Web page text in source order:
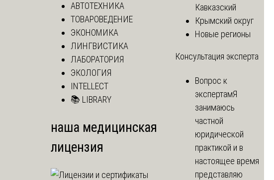
АВТОТЕХНИКА
ТОВАРОВЕДЕНИЕ
ЭКОНОМИКА
ЛИНГВИСТИКА
ЛАБОРАТОРИЯ
ЭКОЛОГИЯ
INTELLECT
📚 LIBRARY
наша медицинская
лицензия
Кавказский
Крымский округ
Новые регионы
Консультация эксперта
Вопрос к
экспертамЯ
занимаюсь
частной
юридической
практикой и в
настоящее время
представляю